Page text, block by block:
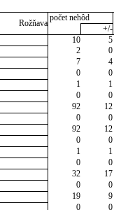
Rožňava
počet nehôd
+/-
10 5
2 0
7 4
0 0
1 1
0 0
92 12
0 0
92 12
0 0
1 1
0 0
32 17
0 0
19 9
0 0